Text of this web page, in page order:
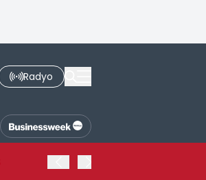
Radyo